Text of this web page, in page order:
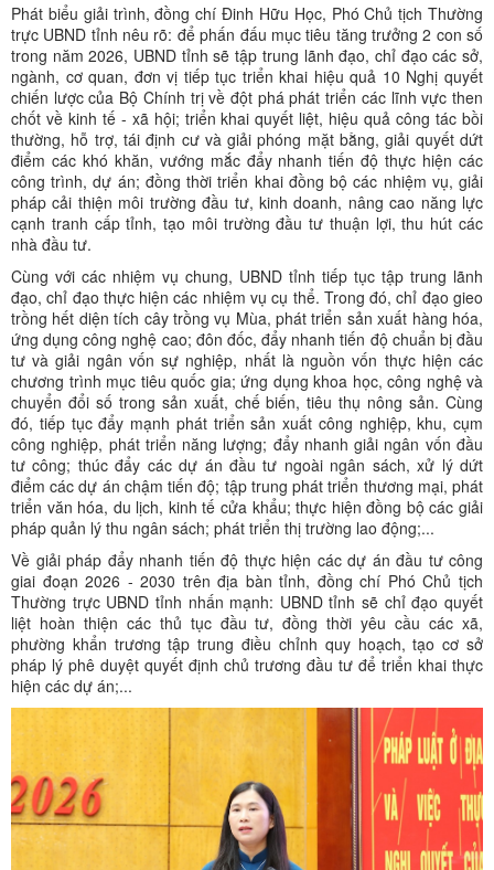
Phát biểu giải trình, đồng chí Đinh Hữu Học, Phó Chủ tịch Thường
trực UBND tỉnh nêu rõ: để phấn đấu mục tiêu tăng trưởng 2 con số
trong năm 2026, UBND tỉnh sẽ tập trung lãnh đạo, chỉ đạo các sở,
ngành, cơ quan, đơn vị tiếp tục triển khai hiệu quả 10 Nghị quyết
chiến lược của Bộ Chính trị về đột phá phát triển các lĩnh vực then
chốt về kinh tế - xã hội; triển khai quyết liệt, hiệu quả công tác bồi
thường, hỗ trợ, tái định cư và giải phóng mặt bằng, giải quyết dứt
điểm các khó khăn, vướng mắc đẩy nhanh tiến độ thực hiện các
công trình, dự án; đồng thời triển khai đồng bộ các nhiệm vụ, giải
pháp cải thiện môi trường đầu tư, kinh doanh, nâng cao năng lực
cạnh tranh cấp tỉnh, tạo môi trường đầu tư thuận lợi, thu hút các
nhà đầu tư.
Cùng với các nhiệm vụ chung, UBND tỉnh tiếp tục tập trung lãnh
đạo, chỉ đạo thực hiện các nhiệm vụ cụ thể. Trong đó, chỉ đạo gieo
trồng hết diện tích cây trồng vụ Mùa, phát triển sản xuất hàng hóa,
ứng dụng công nghệ cao; đôn đốc, đẩy nhanh tiến độ chuẩn bị đầu
tư và giải ngân vốn sự nghiệp, nhất là nguồn vốn thực hiện các
chương trình mục tiêu quốc gia; ứng dụng khoa học, công nghệ và
chuyển đổi số trong sản xuất, chế biến, tiêu thụ nông sản. Cùng
đó, tiếp tục đẩy mạnh phát triển sản xuất công nghiệp, khu, cụm
công nghiệp, phát triển năng lượng; đẩy nhanh giải ngân vốn đầu
tư công; thúc đẩy các dự án đầu tư ngoài ngân sách, xử lý dứt
điểm các dự án chậm tiến độ; tập trung phát triển thương mại, phát
triển văn hóa, du lịch, kinh tế cửa khẩu; thực hiện đồng bộ các giải
pháp quản lý thu ngân sách; phát triển thị trường lao động;...
Về giải pháp đẩy nhanh tiến độ thực hiện các dự án đầu tư công
giai đoạn 2026 - 2030 trên địa bàn tỉnh, đồng chí Phó Chủ tịch
Thường trực UBND tỉnh nhấn mạnh: UBND tỉnh sẽ chỉ đạo quyết
liệt hoàn thiện các thủ tục đầu tư, đồng thời yêu cầu các xã,
phường khẩn trương tập trung điều chỉnh quy hoạch, tạo cơ sở
pháp lý phê duyệt quyết định chủ trương đầu tư để triển khai thực
hiện các dự án;...